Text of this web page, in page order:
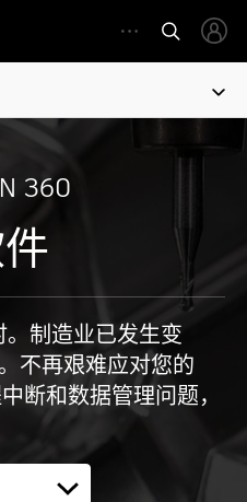
360
。制造业已发生变
不再艰难应对您的
断和数据管理问题，